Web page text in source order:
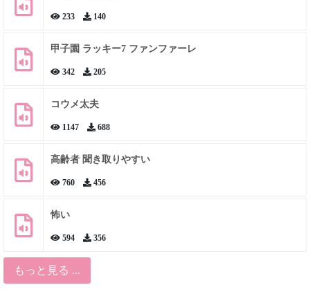
233 140
甲子園 ラッキー7 ファンファーレ
342 205
コウメ太夫
1147 688
高齢者 聞き取りやすい
760 456
怖い
594 356
もっと見る ...